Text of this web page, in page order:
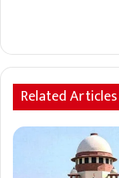
Related Articles